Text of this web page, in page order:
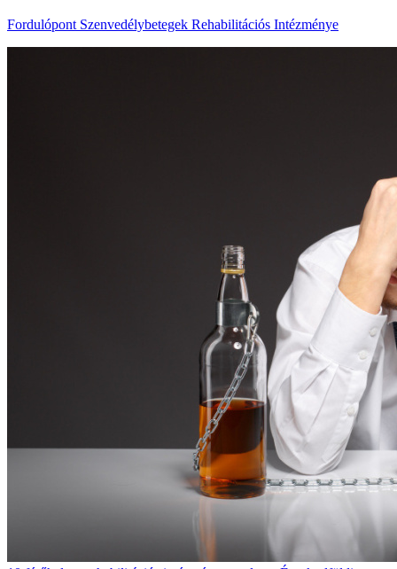
Fordulópont Szenvedélybetegek Rehabilitációs Intézménye